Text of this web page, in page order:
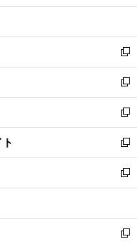
開
ウ
開
く
ン
ウ
で
開
く
ウ
ン
ド
ウ
で
開
く
し
ウ
ィ
ン
ド
ウ
で
開
く
新
し
い
ウ
ィ
ン
ド
ウ
で
開
新
し
い
ウ
ィ
ン
ド
ウ
開
く
新
し
い
ウ
ィ
ン
ウ
で
新
し
い
ウ
ン
ド
新
し
ウ
ィ
新